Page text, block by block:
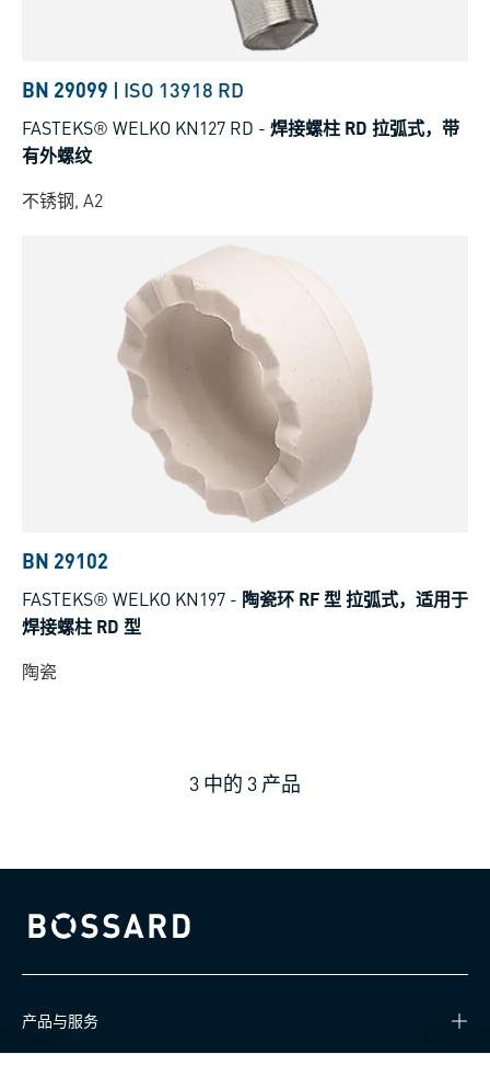
BN 29099 | ISO 13918 RD
FASTEKS® WELKO KN127 RD - 焊接螺柱 RD 拉弧式，带
有外螺纹
不锈钢, A2
BN 29102
FASTEKS® WELKO KN197 - 陶瓷环 RF 型 拉弧式，适用于
焊接螺柱 RD 型
陶瓷
3 中的 3 产品
Bossard homepage
产品与服务